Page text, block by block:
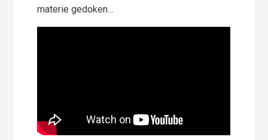
materie gedoken…